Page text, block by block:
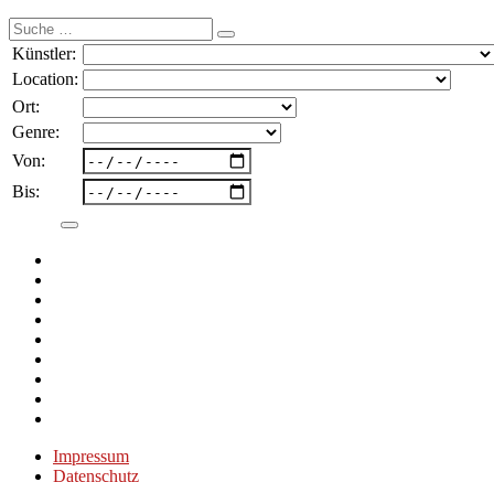
Suche
nach:
Künstler:
Location:
Ort:
Genre:
Von:
Bis:
Impressum
Datenschutz